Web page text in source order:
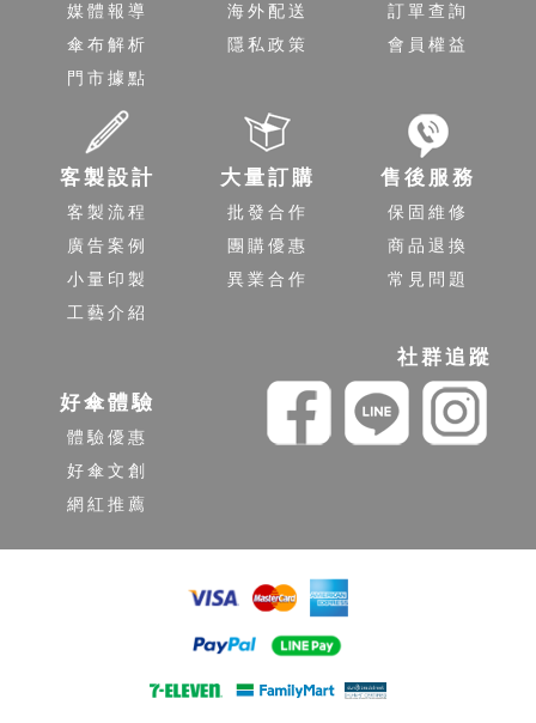
媒體報導
傘布解析
門市據點
海外配送
隱私政策
訂單查詢
會員權益
客製設計
客製流程
廣告案例
小量印製
工藝介紹
大量訂購
批發合作
團購優惠
異業合作
售後服務
保固維修
商品退換
常見問題
好傘體驗
體驗優惠
好傘文創
網紅推薦
社群追蹤